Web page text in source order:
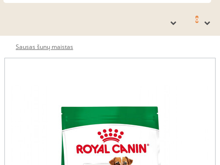
0
Sausas šunų maistas